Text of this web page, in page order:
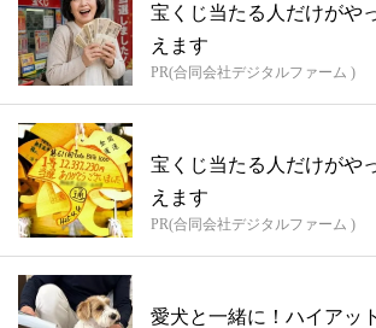
宝くじ当たる人だけがや
えます
PR(合同会社デジタルファーム )
宝くじ当たる人だけがや
えます
PR(合同会社デジタルファーム )
愛犬と一緒に！ハイアッ